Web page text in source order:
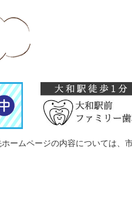
ームページの内容については、